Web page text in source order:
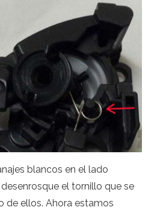
blancos en el lado
el tornillo que se
de ellos. Ahora estamos